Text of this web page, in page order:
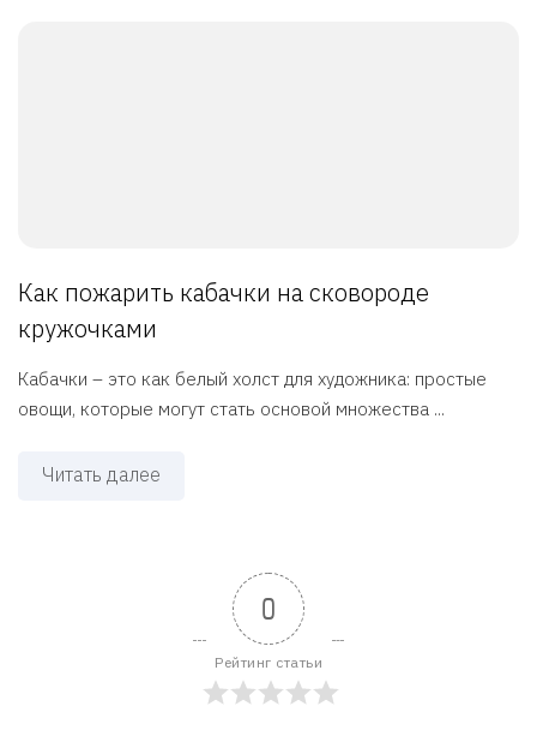
Как пожарить кабачки на сковороде
кружочками
Кабачки – это как белый холст для художника: простые
овощи, которые могут стать основой множества ...
Читать далее
0
Рейтинг статьи